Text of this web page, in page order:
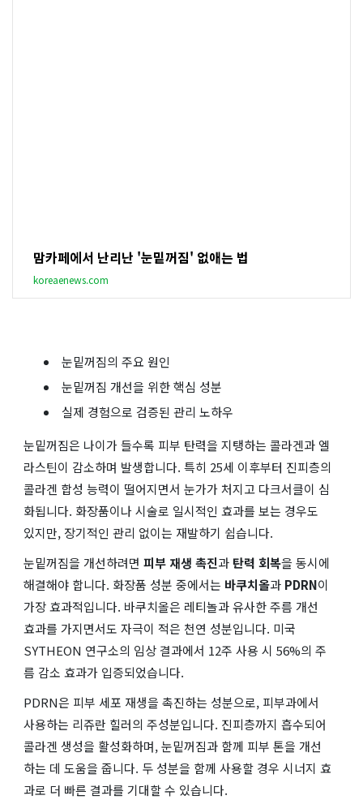
맘카페에서 난리난 '눈밑꺼짐' 없애는 법
koreaenews.com
눈밑꺼짐의 주요 원인
눈밑꺼짐 개선을 위한 핵심 성분
실제 경험으로 검증된 관리 노하우
눈밑꺼짐은 나이가 들수록 피부 탄력을 지탱하는 콜라겐과 엘
라스틴이 감소하며 발생합니다. 특히 25세 이후부터 진피층의
콜라겐 합성 능력이 떨어지면서 눈가가 처지고 다크서클이 심
화됩니다. 화장품이나 시술로 일시적인 효과를 보는 경우도
있지만, 장기적인 관리 없이는 재발하기 쉽습니다.
눈밑꺼짐을 개선하려면 피부 재생 촉진과탄력 회복을 동시에
해결해야 합니다. 화장품 성분 중에서는 바쿠치올과 PDRN이
가장 효과적입니다. 바쿠치올은 레티놀과 유사한 주름 개선
효과를 가지면서도 자극이 적은 천연 성분입니다. 미국
SYTHEON 연구소의 임상 결과에서 12주 사용 시 56%의 주
름 감소 효과가 입증되었습니다.
PDRN은 피부 세포 재생을 촉진하는 성분으로, 피부과에서
사용하는 리쥬란 힐러의 주성분입니다. 진피층까지 흡수되어
콜라겐 생성을 활성화하며, 눈밑꺼짐과 함께 피부 톤을 개선
하는 데 도움을 줍니다. 두 성분을 함께 사용할 경우 시너지 효
과로 더 빠른 결과를 기대할 수 있습니다.